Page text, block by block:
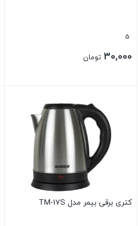
5
30,000 تومان
کتری برقی بیمر مدل TM-17S